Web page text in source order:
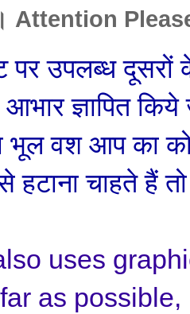
Attention
पर उपलब्ध दूसरों
ज्ञापित किये
भूल वश आप का
चाहते हैं
uses
as